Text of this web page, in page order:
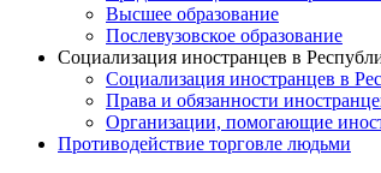
Высшее образование
Послевузовское образование
Социализация иностранцев в
Социализация иностранцев в
Права и обязанности
Oрганизации, помогающие
Противодействие торговле людьми